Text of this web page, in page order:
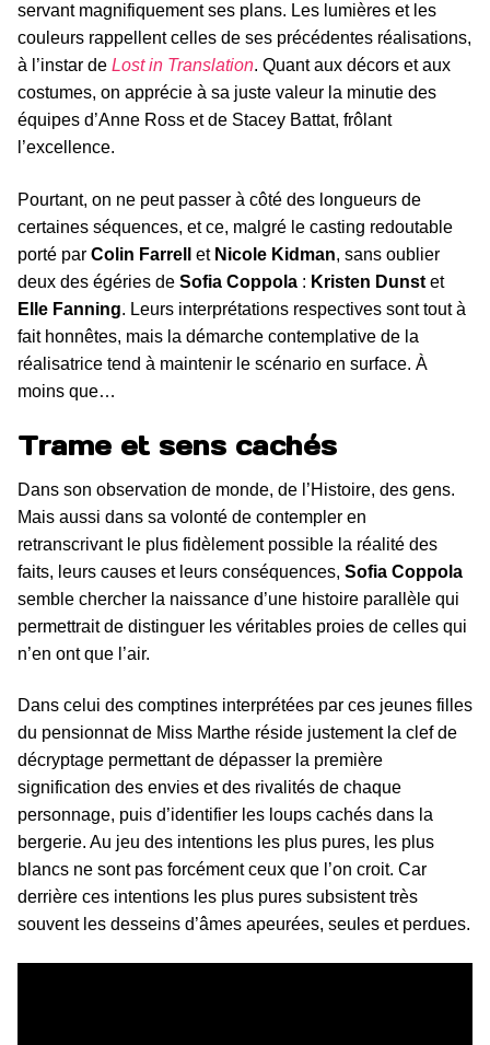
servant magnifiquement ses plans. Les lumières et les
couleurs rappellent celles de ses précédentes réalisations,
à l’instar de Lost in Translation. Quant aux décors et aux
costumes, on apprécie à sa juste valeur la minutie des
équipes d’Anne Ross et de Stacey Battat, frôlant
l’excellence.
Pourtant, on ne peut passer à côté des longueurs de
certaines séquences, et ce, malgré le casting redoutable
porté par Colin Farrell et Nicole Kidman, sans oublier
deux des égéries de Sofia Coppola : Kristen Dunst et
Elle Fanning. Leurs interprétations respectives sont tout à
fait honnêtes, mais la démarche contemplative de la
réalisatrice tend à maintenir le scénario en surface. À
moins que…
Trame et sens cachés
Dans son observation de monde, de l’Histoire, des gens.
Mais aussi dans sa volonté de contempler en
retranscrivant le plus fidèlement possible la réalité des
faits, leurs causes et leurs conséquences, Sofia Coppola
semble chercher la naissance d’une histoire parallèle qui
permettrait de distinguer les véritables proies de celles qui
n’en ont que l’air.
Dans celui des comptines interprétées par ces jeunes filles
du pensionnat de Miss Marthe réside justement la clef de
décryptage permettant de dépasser la première
signification des envies et des rivalités de chaque
personnage, puis d’identifier les loups cachés dans la
bergerie. Au jeu des intentions les plus pures, les plus
blancs ne sont pas forcément ceux que l’on croit. Car
derrière ces intentions les plus pures subsistent très
souvent les desseins d’âmes apeurées, seules et perdues.